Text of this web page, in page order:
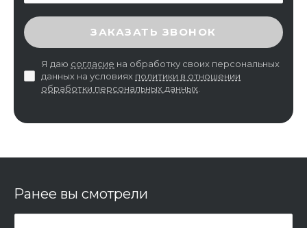
ВВЕДИТЕ ПРОВЕРОЧНЫЙ КОД
ЗАКАЗАТЬ ЗВОНОК
Я даю согласие на обработку своих персональных
данных на условиях политики в отношении
обработки персональных данных
Ранее вы смотрели